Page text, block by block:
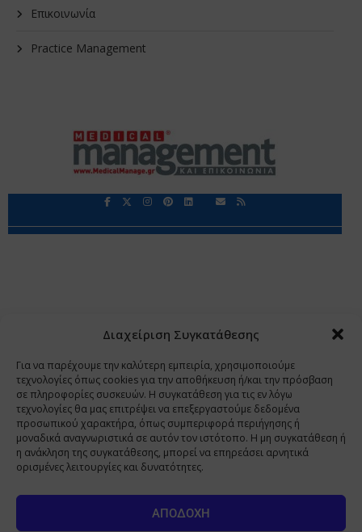
Διαχείριση Συγκατάθεσης
Για να παρέχουμε την καλύτερη εμπειρία, χρησιμοποιούμε
τεχνολογίες όπως cookies για την αποθήκευση ή/και την πρόσβαση
σε πληροφορίες συσκευών. Η συγκατάθεση για τις εν λόγω
τεχνολογίες θα μας επιτρέψει να επεξεργαστούμε δεδομένα
προσωπικού χαρακτήρα, όπως συμπεριφορά περιήγησης ή
μοναδικά αναγνωριστικά σε αυτόν τον ιστότοπο. Η μη συγκατάθεση ή
η ανάκληση της συγκατάθεσης, μπορεί να επηρεάσει αρνητικά
ορισμένες λειτουργίες και δυνατότητες.
ΑΠΟΔΟΧΉ
Επικοινωνία
Practice Management
Copyright 2009 - 2026 © Χαραμή Α.Ε.
www.PharmaManage.gr • www.HealthExpo.gr • www.YO.gr
•
www.GreekShares.com • www.eLearning-
PharmaManage.gr • www.Charami-SA.gr
Με την παραμονή σας σε αυτή δηλώνετε,